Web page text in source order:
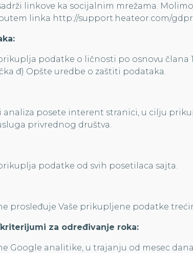
linkove ka socijalnim mrežama.
linka http://support.heateor.com/
podatke o ličnosti po osnovu člana
đ) Opšte uredbe o zaštiti podataka.
analiza posete interent stranici, u cilju
privrednog društva.
podatke od svih posetilaca sajta.
prosleđuje Vaše prikupljene podatke
za određivanje roka:
Google analitike, u trajanju od mesec